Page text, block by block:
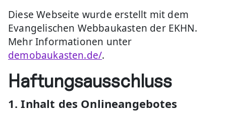
Diese Webseite wurde erstellt mit dem
Evangelischen Webbaukasten der EKHN.
Mehr Informationen unter
demobaukasten.de/.
Haftungsausschluss
1. Inhalt des Onlineangebotes